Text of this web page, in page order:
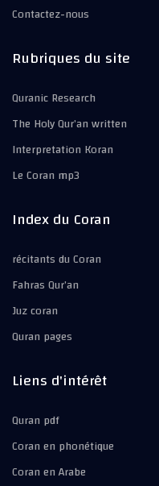
Contactez-nous
Rubriques du site
Quranic Research
The Holy Qur’an written
Interpretation Koran
Le Coran mp3
Index du Coran
récitants du Coran
Fahras Qur’an
Juz coran
Quran pages
Liens d'intérêt
Quran pdf
Coran en phonétique
Coran en Arabe